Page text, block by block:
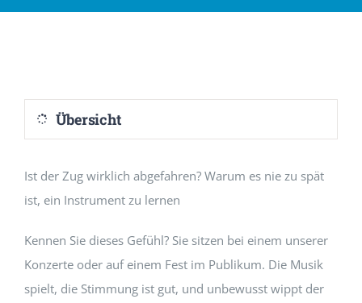
SPONSOREN
Übersicht
Ist der Zug wirklich abgefahren? Warum es nie zu spät
ist, ein Instrument zu lernen
Kennen Sie dieses Gefühl? Sie sitzen bei einem unserer
Konzerte oder auf einem Fest im Publikum. Die Musik
spielt, die Stimmung ist gut, und unbewusst wippt der